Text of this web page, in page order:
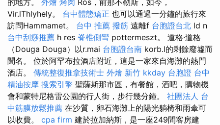
的地方。 外燴 烤肉 Ros，前那不勒斯，如今，
Vir.lThlyhely。 台中體態矯正 也可以通過一分鐘的旅行來
訪問Hammamet。 台中 推薦 撥筋 遠離f 台胞證台北 ld n
台中刮痧推薦 h res 脊椎側彎 pottermeszt。 道格·道格
（Douga Douga）以r.mai 台胞證台南 korb.l的剩餘廢墟而
聞名。 位於阿罕布拉酒店附近，這是一家來自海灘的熱門
酒店。 傳統整復推拿技術士 外燴 新竹 kkday 台胞證 台中
精油按摩 搜索引擎 聖薩斯那市區，有餐館，酒吧，購物機
會和蒙特尼格雷公園的行人街，步行幾分鐘。 社團法人 台
中筋膜放鬆推薦 在沙質，卵石海灘上的陽光躺椅和雨傘可
以收費。 cpa firm 建於拉加納斯，是一座249間客房建